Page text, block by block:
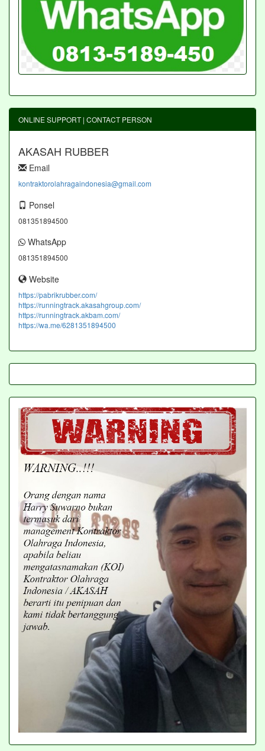
ONLINE SUPPORT | CONTACT PERSON
AKASAH RUBBER
Email
kontraktorolahragaindonesia@gmail.com
Ponsel
081351894500
WhatsApp
081351894500
Website
https://pabrikrubber.com/
https://runningtrack.akasahgroup.com/
https://runningtrack.akbam.com/
https://wa.me/6281351894500